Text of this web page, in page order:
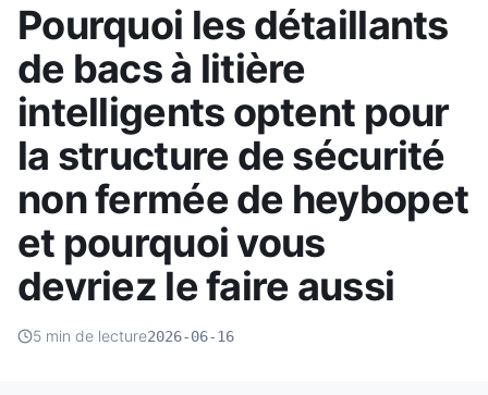
Pourquoi les détaillants
de bacs à litière
intelligents optent pour
la structure de sécurité
non fermée de heybopet
et pourquoi vous
devriez le faire aussi
5 min de lecture2026-06-16